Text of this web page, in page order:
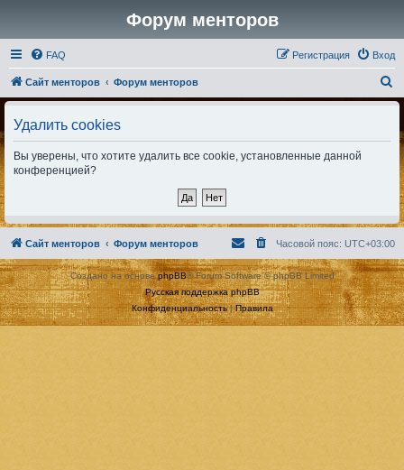
Форум менторов
FAQ Вход
Регистрация
Сайт менторов Форум менторов
о
Удалить cookies
Вы уверены, что хотите удалить все cookie, установленные данной
конференцией?
Сайт менторов Форум менторов Часовой пояс: UTC+03:00
Создано на основеphpBB® Forum Software © phpBB Limited
Русская поддержка phpBB
Конфиденциальность|Правила